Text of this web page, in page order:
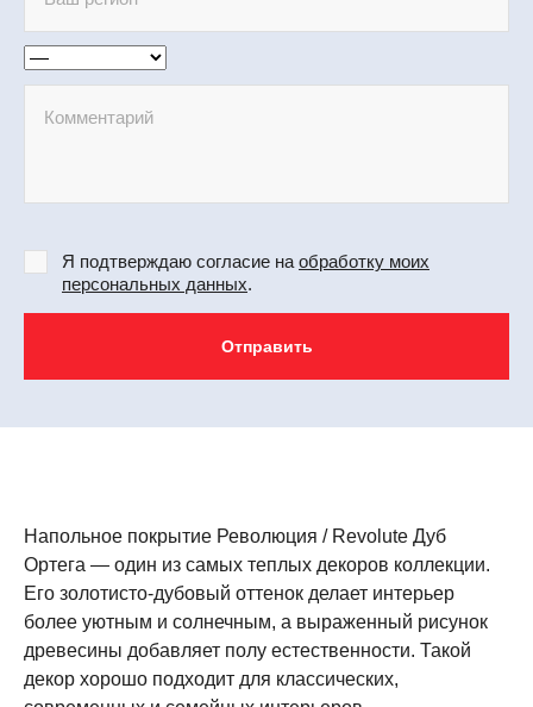
Я подтверждаю согласие на обработку моих
персональных данных.
Отправить
Напольное покрытие Революция / Revolute Дуб
Ортега — один из самых теплых декоров коллекции.
Его золотисто-дубовый оттенок делает интерьер
более уютным и солнечным, а выраженный рисунок
древесины добавляет полу естественности. Такой
декор хорошо подходит для классических,